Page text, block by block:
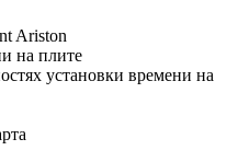
Ariston
на плите
установки времени на